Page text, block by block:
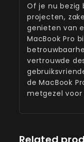
Of je nu
projecten,
genieten van
MacBook Pro
vertrouwde
de MacBook
metgezel voor